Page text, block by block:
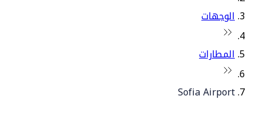
الوجهات
المطارات
Sofia Airport